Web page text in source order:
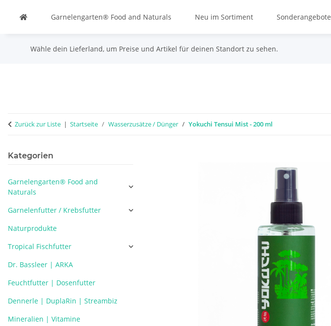
Garnelengarten® Food and Naturals Neu im Sortiment Sonderangebote
Wähle dein Lieferland, um Preise und Artikel für deinen Standort zu sehen.
Zurück zur Liste Startseite Wasserzusätze / Dünger Yokuchi Tensui Mist - 200 ml
Kategorien
Garnelengarten® Food and
Naturals
Garnelenfutter / Krebsfutter
Naturprodukte
Tropical Fischfutter
Dr. Bassleer | ARKA
Feuchtfutter | Dosenfutter
Dennerle | DuplaRin | Streambiz
Mineralien | Vitamine